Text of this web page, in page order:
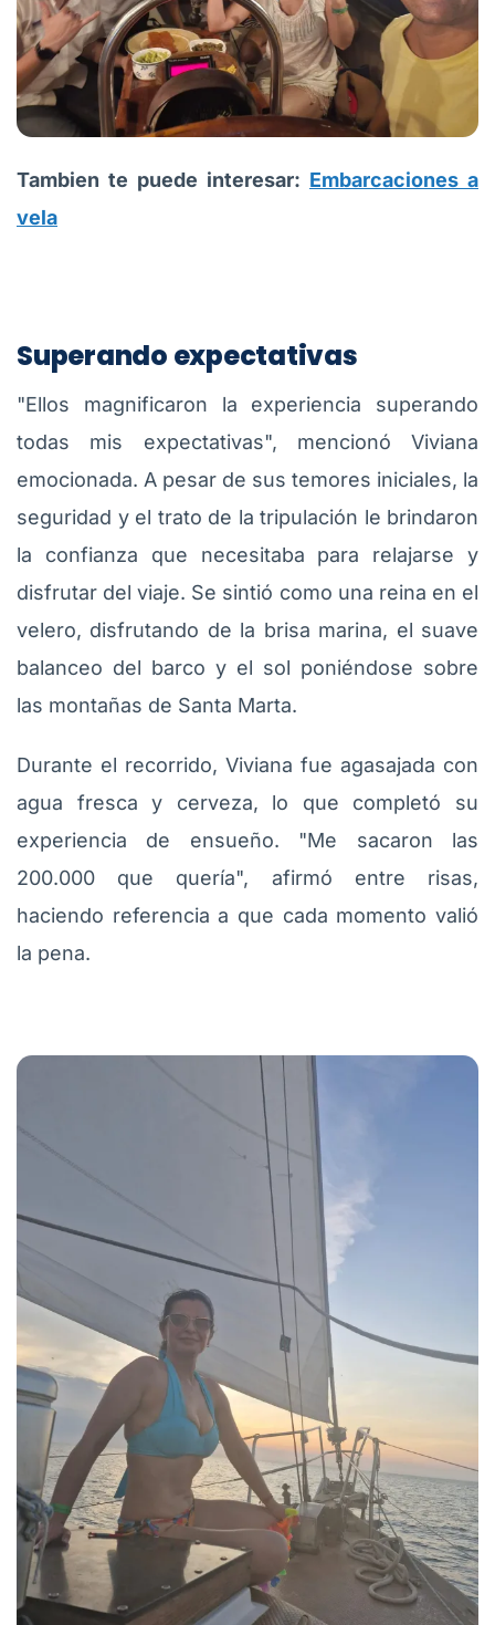
Tambien te puede interesar: Embarcaciones a
vela
Superando expectativas
"Ellos magnificaron la experiencia superando
todas mis expectativas", mencionó Viviana
emocionada. A pesar de sus temores iniciales, la
seguridad y el trato de la tripulación le brindaron
la confianza que necesitaba para relajarse y
disfrutar del viaje. Se sintió como una reina en el
velero, disfrutando de la brisa marina, el suave
balanceo del barco y el sol poniéndose sobre
las montañas de Santa Marta.
Durante el recorrido, Viviana fue agasajada con
agua fresca y cerveza, lo que completó su
experiencia de ensueño. "Me sacaron las
200.000 que quería", afirmó entre risas,
haciendo referencia a que cada momento valió
la pena.